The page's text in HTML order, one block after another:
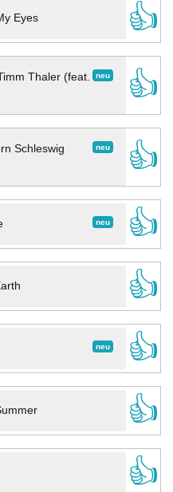
Eyes
👍
neu
Thaler (feat.
👍
neu
Schleswig
👍
neu
👍
👍
neu
👍
👍
👍